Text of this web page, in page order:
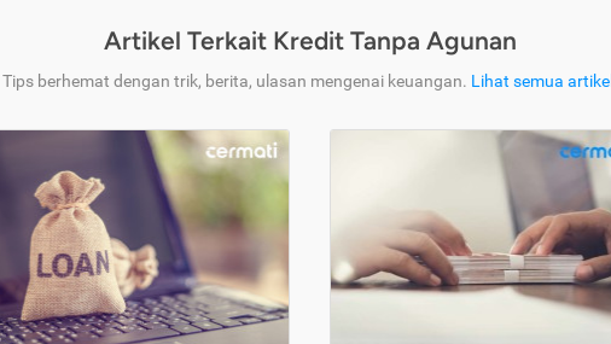
Artikel Terkait Kredit Tanpa Agunan
Tips berhemat dengan trik, berita, ulasan mengenai keuangan. Lihat semua artikel